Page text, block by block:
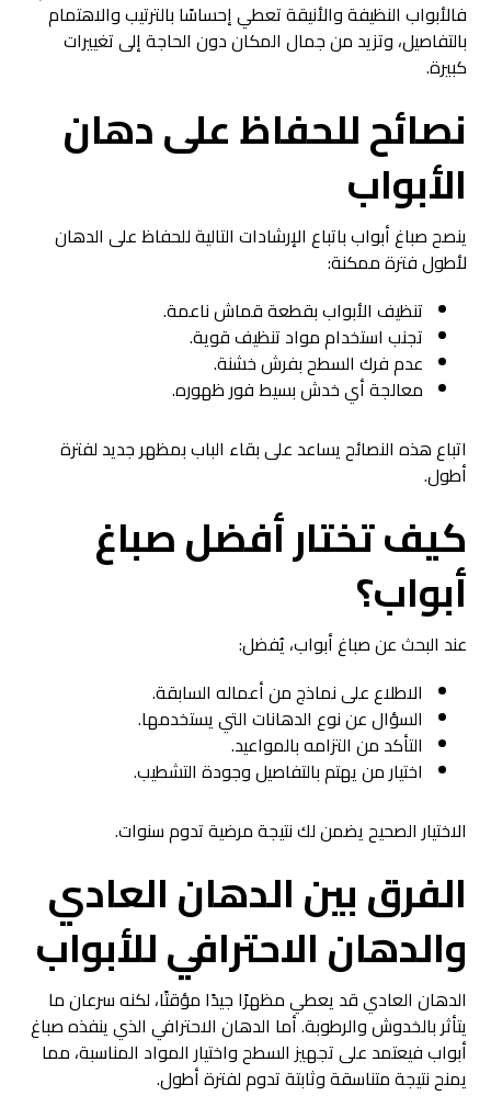
فالأبواب النظيفة والأنيقة تعطي إحساسًا بالترتيب والاهتمام
بالتفاصيل، وتزيد من جمال المكان دون الحاجة إلى تغييرات
كبيرة.
نصائح للحفاظ علىدهان
الأبواب
ينصح صباغ أبواب باتباع الإرشادات التالية للحفاظ على الدهان
لأطول فترة ممكنة:
تنظيف الأبواب بقطعة قماش ناعمة.
تجنب استخدام مواد تنظيف قوية.
عدم فرك السطح بفرش خشنة.
معالجة أي خدش بسيط فور ظهوره.
اتباع هذه النصائح يساعد على بقاء الباب بمظهر جديد لفترة
أطول.
كيف تختار أفضل صباغ
أبواب؟
عند البحث عن صباغ أبواب، يُفضل:
الاطلاع على نماذج من أعماله السابقة.
السؤال عن نوع الدهانات التي يستخدمها.
التأكد من التزامه بالمواعيد.
اختيار من يهتم بالتفاصيل وجودة التشطيب.
الاختيار الصحيح يضمن لك نتيجة مرضية تدوم سنوات.
الفرق بين الدهان العادي
والدهان الاحترافي للأبواب
الدهان العادي قد يعطي مظهرًا جيدًا مؤقتًا، لكنه سرعان ما
يتأثر بالخدوش والرطوبة. أما الدهان الاحترافي الذي ينفذه صباغ
أبواب فيعتمد على تجهيز السطح واختيار المواد المناسبة، مما
يمنح نتيجة متناسقة وثابتة تدوم لفترة أطول.